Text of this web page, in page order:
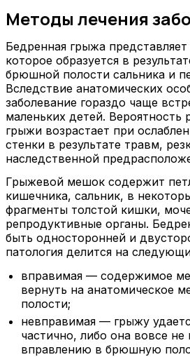
Методы лечения
Бедренная грыжа
которое образуется в
брюшной полости сальника и
Вследствие анатомических
заболевание гораздо чаще
маленьких детей. Вероятность
грыжи возрастает при
стенки в результате травм,
наследственной
Грыжевой мешок содержит
кишечника, сальник, в
фрагменты толстой кишки,
репродуктивные органы.
быть односторонней и
патология делится на
вправимая — содержимое
вернуть на анатомическое
полости;
невправимая — грыжу
частично, либо она вовсе не
вправлению в брюшную